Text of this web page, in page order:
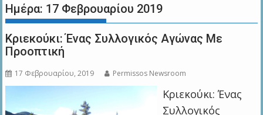
Ημέρα: 17 Φεβρουαρίου 2019
Κριεκούκι: Ένας Συλλογικός Αγώνας Με
Προοπτική
17 Φεβρουαρίου, 2019 Permissos Newsroom
Κριεκούκι: Ένας
Συλλογικός